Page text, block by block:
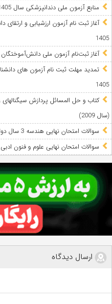
ﻣﻨﺎﺑﻊ آزﻣﻮن ﻣﻠﯽ دندانپزشکی سال 1405 (دوره های 25 و 26)
آغاز ثبت نام آزمون‌ ارزشیابی و
1405
آغاز ثبت‌نام آزمون ملی دانش‌آموختگان
تمدید مهلت ثبت نام آزمون های
1405
(سال 2009)
سوالات امتحان نهایی هندسه 3 سال دوازدهم (1397 تا 1405)
سوالات امتحان نهایی علوم و فنون ادبی 3 پایه دوازدهم (1397 تا 1405)
ارسال دیدگاه